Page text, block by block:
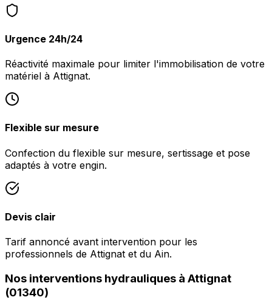
Urgence 24h/24
Réactivité maximale pour limiter l'immobilisation de votre
matériel à Attignat.
Flexible sur mesure
Confection du flexible sur mesure, sertissage et pose
adaptés à votre engin.
Devis clair
Tarif annoncé avant intervention pour les
professionnels de Attignat et du Ain.
Nos interventions hydrauliques à Attignat
(01340)